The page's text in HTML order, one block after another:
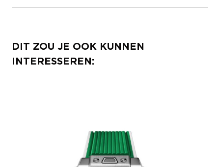
DIT ZOU JE OOK KUNNEN
INTERESSEREN: